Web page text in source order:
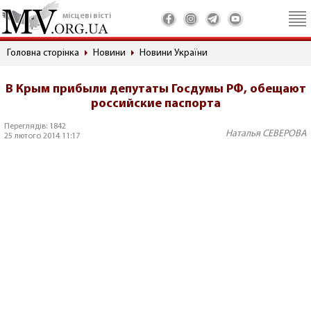
місцеві вісті
Головна сторінка Новини Новини України
В Крым прибыли депутаты Госдумы РФ, обещают
российские паспорта
Переглядів: 1842
25 лютого 2014 11:17
Наталья СЕВЕРОВА